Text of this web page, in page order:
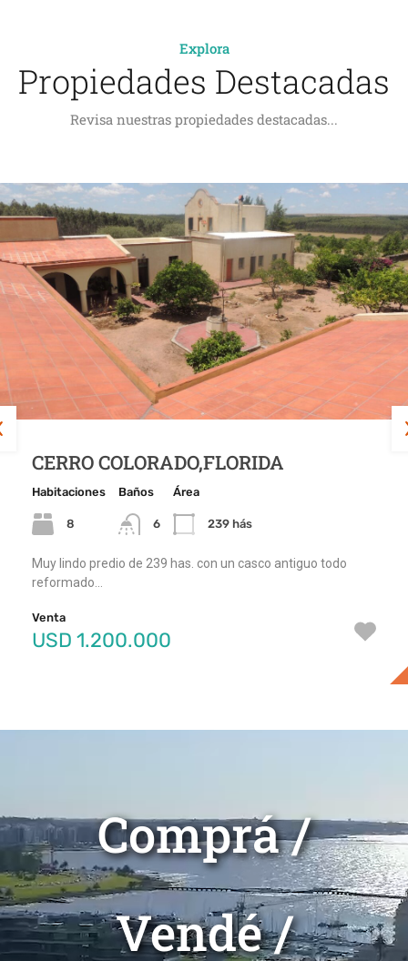
Explora
Propiedades Destacadas
Revisa nuestras propiedades destacadas...
CERRO COLORADO,FLORIDA
Habitaciones
8
Baños
6
Área
239 hás
Muy lindo predio de 239 has. con un casco antiguo todo
reformado…
Venta
USD 1.200.000
SOBRE AVDA.DE LAS AMERICAS
Habitaciones
3
Baños
5
Área
483
Excelente casa de 483 mts. edificados con salida al lago
(1.170 mts.de…
Venta
USD 1.400.000
FRENTE AL CLUB DE GOLF
Habitaciones
3
Baños
2
Área
150
Muy linda planta de 150 mts. frente a Br. Artigas. Son 2…
USD 470.000
Comprá /
Vendé /